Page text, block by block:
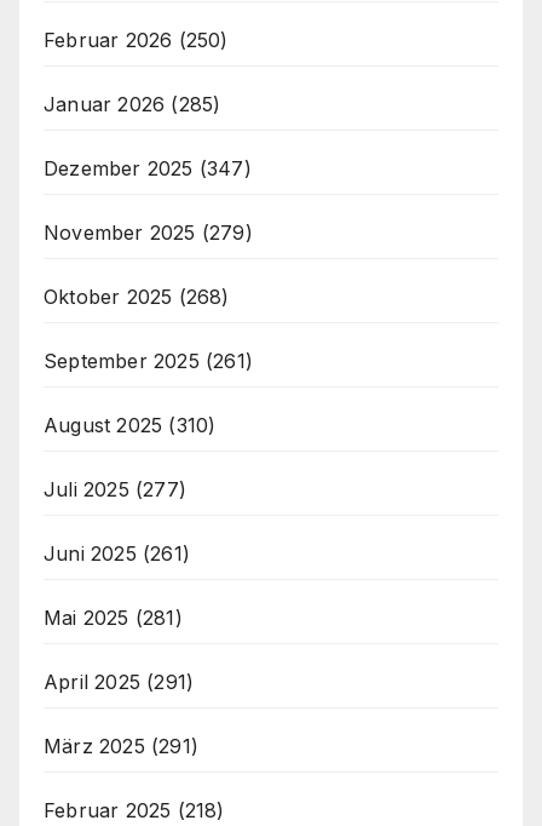
Februar 2026 (250)
Januar 2026 (285)
Dezember 2025 (347)
November 2025 (279)
Oktober 2025 (268)
September 2025 (261)
August 2025 (310)
Juli 2025 (277)
Juni 2025 (261)
Mai 2025 (281)
April 2025 (291)
März 2025 (291)
Februar 2025 (218)